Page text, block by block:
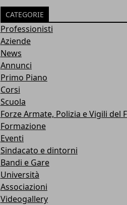
CATEGORIE
Professionisti
Aziende
News
Annunci
Primo Piano
Corsi
Scuola
Forze Armate, Polizia e Vigili del
Formazione
Eventi
Sindacato e dintorni
Bandi e Gare
Università
Associazioni
Videogallery